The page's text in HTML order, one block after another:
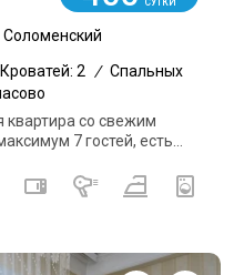
Соломенский
Кроватей: 2 / Спальных
квартира со свежим
7 гостей, есть...